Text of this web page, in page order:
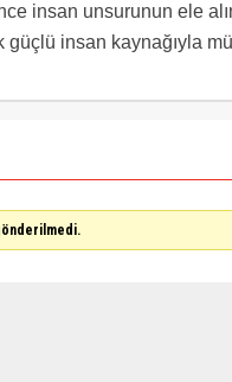
insan unsurunun ele
insan kaynağıyla